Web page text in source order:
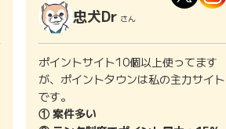
忠犬Dr さん
ポイントサイト10個以上使ってます
が、ポイントタウンは私の主力サイト
です。
① 案件多い